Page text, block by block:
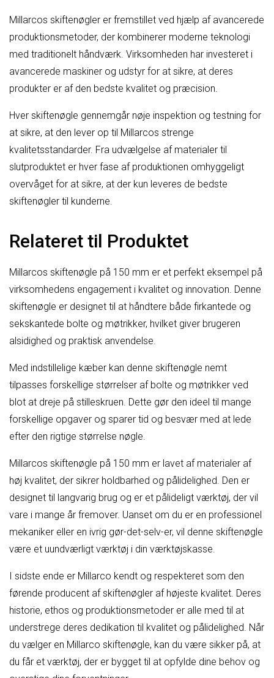
Millarcos skiftenøgler er fremstillet ved hjælp af avancerede
produktionsmetoder, der kombinerer moderne teknologi
med traditionelt håndværk. Virksomheden har investeret i
avancerede maskiner og udstyr for at sikre, at deres
produkter er af den bedste kvalitet og præcision.
Hver skiftenøgle gennemgår nøje inspektion og testning for
at sikre, at den lever op til Millarcos strenge
kvalitetsstandarder. Fra udvælgelse af materialer til
slutproduktet er hver fase af produktionen omhyggeligt
overvåget for at sikre, at der kun leveres de bedste
skiftenøgler til kunderne.
Relateret til Produktet
Millarcos skiftenøgle på 150 mm er et perfekt eksempel på
virksomhedens engagement i kvalitet og innovation. Denne
skiftenøgle er designet til at håndtere både firkantede og
sekskantede bolte og møtrikker, hvilket giver brugeren
alsidighed og praktisk anvendelse.
Med indstillelige kæber kan denne skiftenøgle nemt
tilpasses forskellige størrelser af bolte og møtrikker ved
blot at dreje på stilleskruen. Dette gør den ideel til mange
forskellige opgaver og sparer tid og besvær med at lede
efter den rigtige størrelse nøgle.
Millarcos skiftenøgle på 150 mm er lavet af materialer af
høj kvalitet, der sikrer holdbarhed og pålidelighed. Den er
designet til langvarig brug og er et pålideligt værktøj, der vil
vare i mange år fremover. Uanset om du er en professionel
mekaniker eller en ivrig gør-det-selv-er, vil denne skiftenøgle
være et uundværligt værktøj i din værktøjskasse.
I sidste ende er Millarco kendt og respekteret som den
førende producent af skiftenøgler af højeste kvalitet. Deres
historie, ethos og produktionsmetoder er alle med til at
understrege deres dedikation til kvalitet og pålidelighed. Når
du vælger en Millarco skiftenøgle, kan du være sikker på, at
du får et værktøj, der er bygget til at opfylde dine behov og